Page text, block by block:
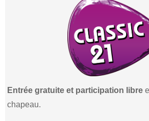
Entrée gratuite et participation libre
chapeau.